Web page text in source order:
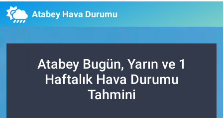
Atabey Hava Durumu
Atabey Bugün, Yarın ve 1
Haftalık Hava Durumu
Tahmini
Ekonomi
Süper Lig Puan Durumu ve Fikstür